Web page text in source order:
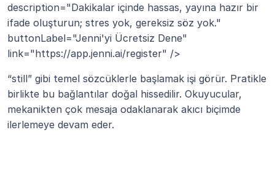
description="Dakikalar içinde hassas, yayına hazır bir
ifade oluşturun; stres yok, gereksiz söz yok."
buttonLabel="Jenni'yi Ücretsiz Dene"
link="https://app.jenni.ai/register" />
“still” gibi temel sözcüklerle başlamak işi görür. Pratikle
birlikte bu bağlantılar doğal hissedilir. Okuyucular,
mekanikten çok mesaja odaklanarak akıcı biçimde
ilerlemeye devam eder.